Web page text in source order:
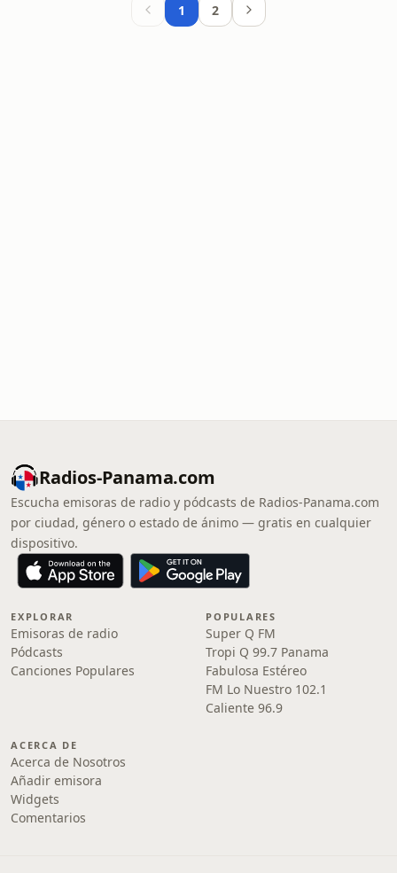
1 2
Radios-Panama.com
Escucha emisoras de radio y pódcasts de Radios-Panama.com
por ciudad, género o estado de ánimo — gratis en cualquier
dispositivo.
EXPLORAR
Emisoras de radio
Pódcasts
Canciones Populares
POPULARES
Super Q FM
Tropi Q 99.7 Panama
Fabulosa Estéreo
FM Lo Nuestro 102.1
Caliente 96.9
ACERCA DE
Acerca de Nosotros
Añadir emisora
Widgets
Comentarios